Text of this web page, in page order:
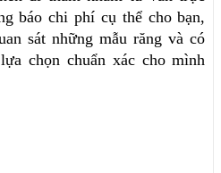
báo chi phí cụ thể cho bạn,
sát những mẫu răng và có
chọn chuẩn xác cho mình